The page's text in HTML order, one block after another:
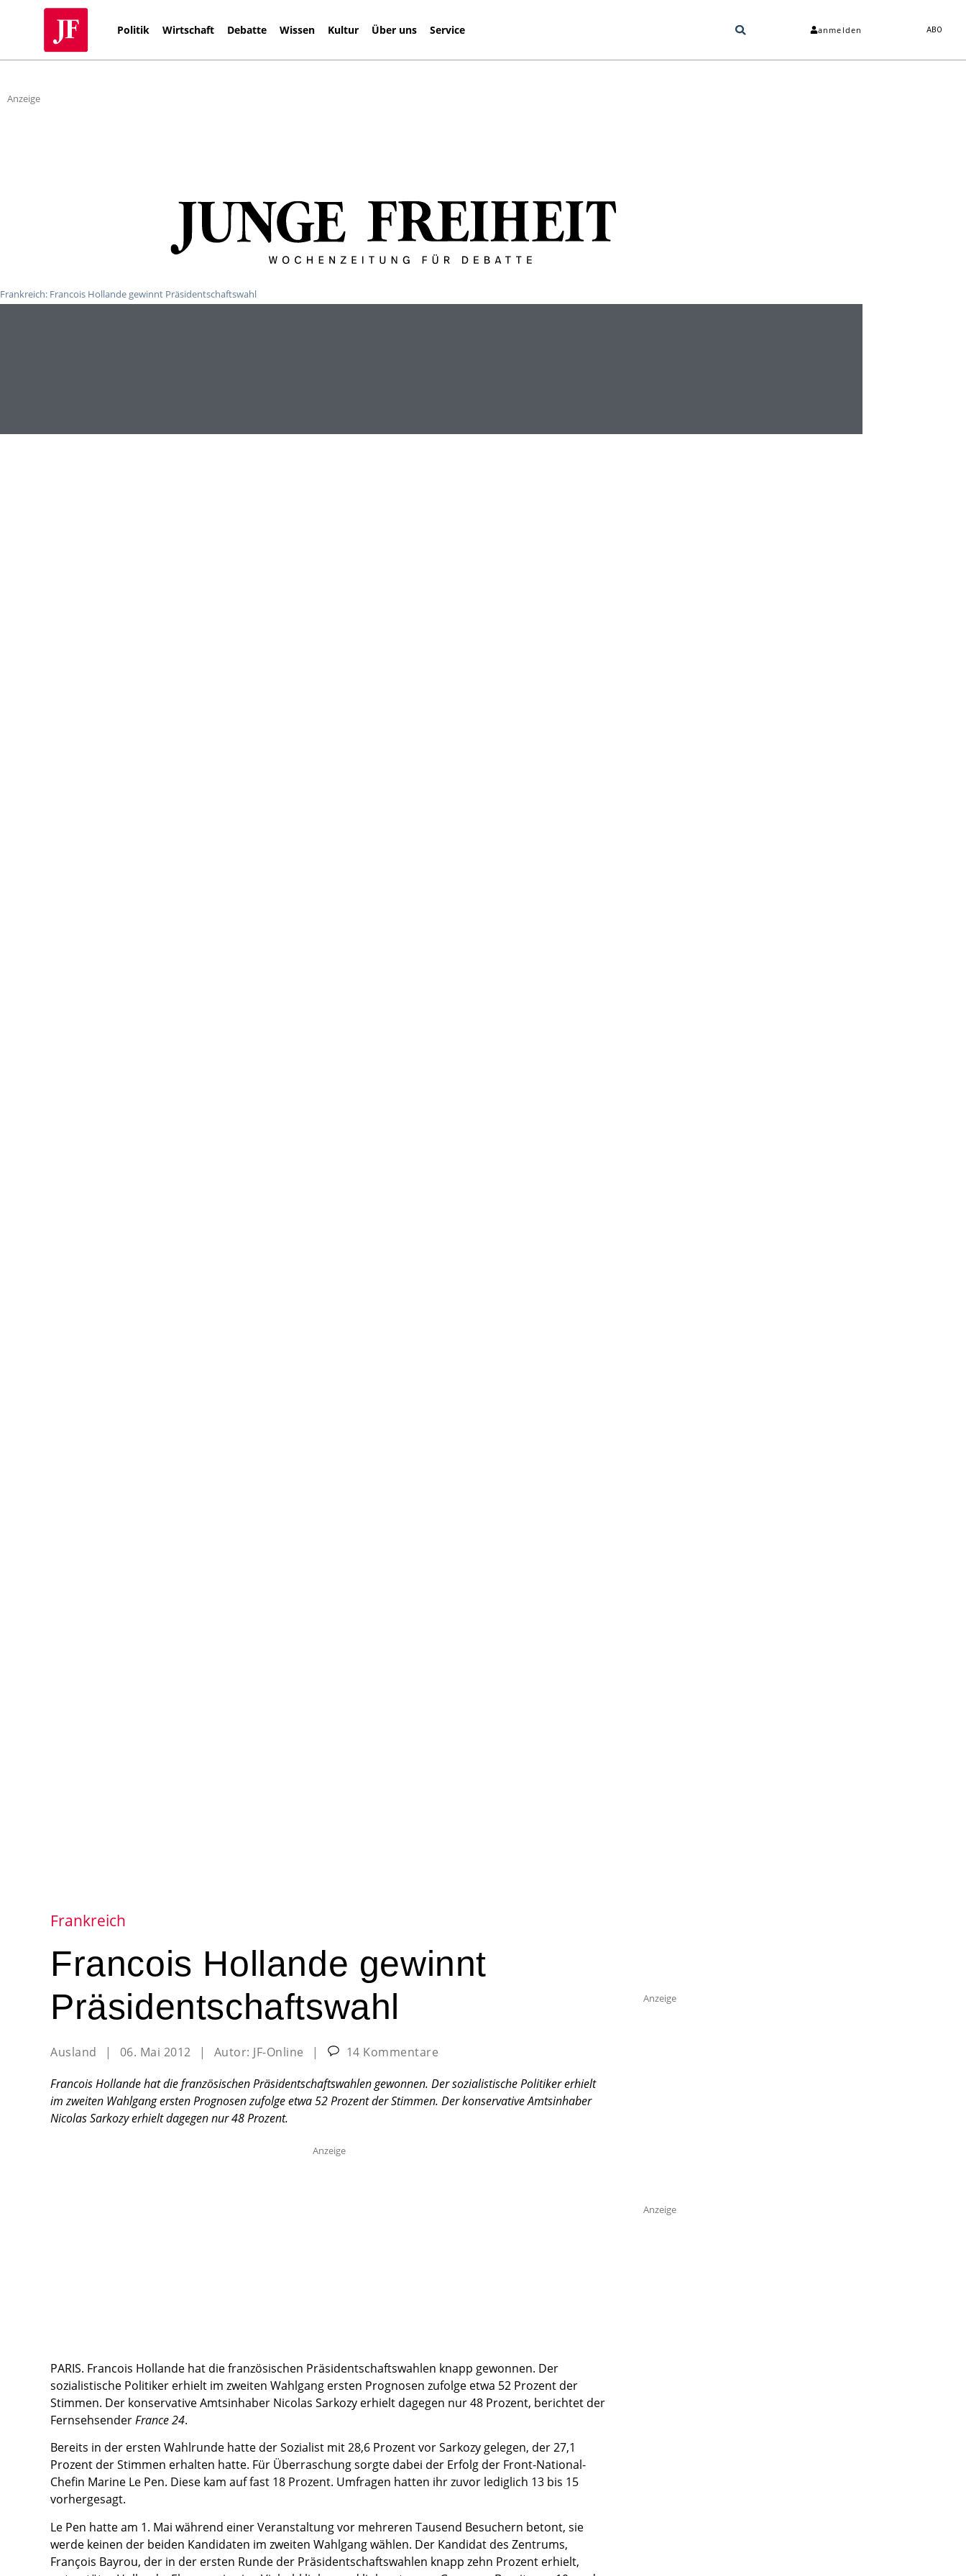
Politik Wirtschaft Debatte Wissen Kultur Über uns Service anmelden ABO
Anzeige
Frankreich: Francois Hollande gewinnt Präsidentschaftswahl
Frankreich
Francois Hollande gewinnt
Präsidentschaftswahl
Ausland | 06. Mai 2012 | Autor: JF-Online |
14 Kommentare
Francois Hollande hat die französischen Präsidentschaftswahlen gewonnen. Der sozialistische Politiker erhielt
im zweiten Wahlgang ersten Prognosen zufolge etwa 52 Prozent der Stimmen. Der konservative Amtsinhaber
Nicolas Sarkozy erhielt dagegen nur 48 Prozent.
Anzeige
PARIS. Francois Hollande hat die französischen Präsidentschaftswahlen knapp gewonnen. Der
sozialistische Politiker erhielt im zweiten Wahlgang ersten Prognosen zufolge etwa 52 Prozent der
Stimmen. Der konservative Amtsinhaber Nicolas Sarkozy erhielt dagegen nur 48 Prozent, berichtet der
FernsehsenderFrance 24.
Bereits in der ersten Wahlrunde hatte der Sozialist mit 28,6 Prozent vor Sarkozy gelegen, der 27,1
Prozent der Stimmen erhalten hatte. Für Überraschung sorgte dabei der Erfolg der Front-National-
Chefin Marine Le Pen. Diese kam auf fast 18 Prozent. Umfragen hatten ihr zuvor lediglich 13 bis 15
vorhergesagt.
Le Pen hatte am 1. Mai während einer Veranstaltung vor mehreren Tausend Besuchern betont, sie
werde keinen der beiden Kandidaten im zweiten Wahlgang wählen. Der Kandidat des Zentrums,
François Bayrou, der in der ersten Runde der Präsidentschaftswahlen knapp zehn Prozent erhielt,
Anzeige
Anzeige